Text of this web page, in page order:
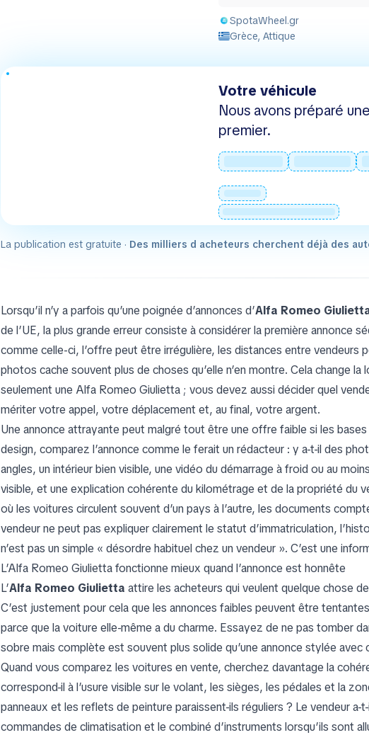
SpotaWheel.gr
Grèce, Attique
Votre véhicule
Nous avons préparé
premier.
La publication est gratuite · Des milliers d acheteurs cherchent déjà des
Lorsqu’il n’y a parfois qu’une poignée d’annonces d’Alfa Romeo
de l’UE, la plus grande erreur consiste à considérer la première annonce
comme celle-ci, l’offre peut être irrégulière, les distances entre vendeurs
photos cache souvent plus de choses qu’elle n’en montre. Cela change la
seulement une Alfa Romeo Giulietta ; vous devez aussi décider quel
mériter votre appel, votre déplacement et, au final, votre argent.
Une annonce attrayante peut malgré tout être une offre faible si les
design, comparez l’annonce comme le ferait un rédacteur : y a-t-il des
angles, un intérieur bien visible, une vidéo du démarrage à froid ou au
visible, et une explication cohérente du kilométrage et de la propriété du
où les voitures circulent souvent d’un pays à l’autre, les documents
vendeur ne peut pas expliquer clairement le statut d’immatriculation,
n’est pas un simple « désordre habituel chez un vendeur ». C’est une
L’Alfa Romeo Giulietta fonctionne mieux quand l’annonce est honnête
L’Alfa Romeo Giulietta attire les acheteurs qui veulent quelque chose
C’est justement pour cela que les annonces faibles peuvent être
parce que la voiture elle-même a du charme. Essayez de ne pas tomber
sobre mais complète est souvent plus solide qu’une annonce stylée
Quand vous comparez les voitures en vente, cherchez davantage la
correspond-il à l’usure visible sur le volant, les sièges, les pédales et la
panneaux et les reflets de peinture paraissent-ils réguliers ? Le vendeur
commandes de climatisation et le combiné d’instruments lorsqu’ils sont